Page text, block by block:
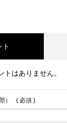
ト
トはありません。
） ( 必須 )